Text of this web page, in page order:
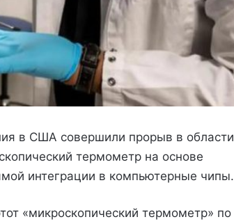
в США совершили прорыв в области
термометр на основе
интеграции в компьютерные чипы.
«микроскопический термометр» по